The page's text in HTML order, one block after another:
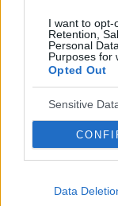
I want to opt-
Retention,
Personal
Purposes for
Opted Out
Sensitive
Data
Cześć,
hormony sa
skory
odstawieniu
Forum: